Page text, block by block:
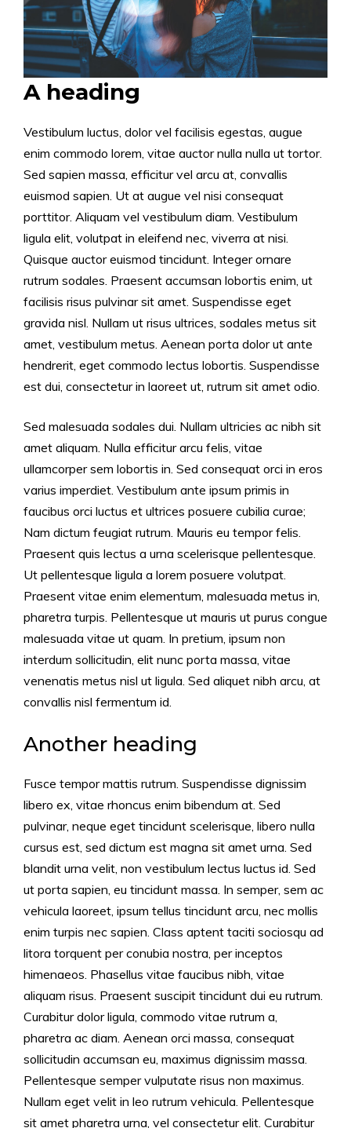
A heading
Vestibulum luctus, dolor vel facilisis egestas, augue
enim commodo lorem, vitae auctor nulla nulla ut tortor.
Sed sapien massa, efficitur vel arcu at, convallis
euismod sapien. Ut at augue vel nisi consequat
porttitor. Aliquam vel vestibulum diam. Vestibulum
ligula elit, volutpat in eleifend nec, viverra at nisi.
Quisque auctor euismod tincidunt. Integer ornare
rutrum sodales. Praesent accumsan lobortis enim, ut
facilisis risus pulvinar sit amet. Suspendisse eget
gravida nisl. Nullam ut risus ultrices, sodales metus sit
amet, vestibulum metus. Aenean porta dolor ut ante
hendrerit, eget commodo lectus lobortis. Suspendisse
est dui, consectetur in laoreet ut, rutrum sit amet odio.
Sed malesuada sodales dui. Nullam ultricies ac nibh sit
amet aliquam. Nulla efficitur arcu felis, vitae
ullamcorper sem lobortis in. Sed consequat orci in eros
varius imperdiet. Vestibulum ante ipsum primis in
faucibus orci luctus et ultrices posuere cubilia curae;
Nam dictum feugiat rutrum. Mauris eu tempor felis.
Praesent quis lectus a urna scelerisque pellentesque.
Ut pellentesque ligula a lorem posuere volutpat.
Praesent vitae enim elementum, malesuada metus in,
pharetra turpis. Pellentesque ut mauris ut purus congue
malesuada vitae ut quam. In pretium, ipsum non
interdum sollicitudin, elit nunc porta massa, vitae
venenatis metus nisl ut ligula. Sed aliquet nibh arcu, at
convallis nisl fermentum id.
Another heading
Fusce tempor mattis rutrum. Suspendisse dignissim
libero ex, vitae rhoncus enim bibendum at. Sed
pulvinar, neque eget tincidunt scelerisque, libero nulla
cursus est, sed dictum est magna sit amet urna. Sed
blandit urna velit, non vestibulum lectus luctus id. Sed
ut porta sapien, eu tincidunt massa. In semper, sem ac
vehicula laoreet, ipsum tellus tincidunt arcu, nec mollis
enim turpis nec sapien. Class aptent taciti sociosqu ad
litora torquent per conubia nostra, per inceptos
himenaeos. Phasellus vitae faucibus nibh, vitae
aliquam risus. Praesent suscipit tincidunt dui eu rutrum.
Curabitur dolor ligula, commodo vitae rutrum a,
pharetra ac diam. Aenean orci massa, consequat
sollicitudin accumsan eu, maximus dignissim massa.
Pellentesque semper vulputate risus non maximus.
Nullam eget velit in leo rutrum vehicula. Pellentesque
sit amet pharetra urna, vel consectetur elit. Curabitur